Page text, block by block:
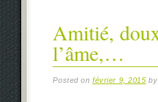
Amitié,
l’âme,…
Posted onfévrier 9, 2015 by